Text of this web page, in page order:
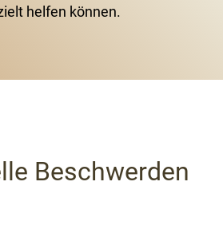
helfen können.
Beschwerden